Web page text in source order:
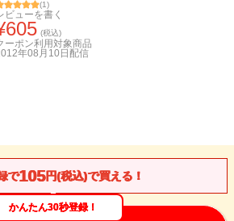
(1)
ビューを書く
605 (税込)
ーポン利用対象商品
年08月10日 配信
で105円(税込)で買える！
かんたん30秒登録！